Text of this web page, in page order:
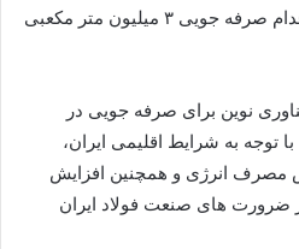
مستقیم خود خواهد شد. این اقدام صرفه جویی ۳ میلیون متر مکعبی
نوین برای صرفه جویی در
به شرایط اقلیمی ایران،‌
مصرف انرژی و همچنین افزایش
ضرورت های صنعت فولاد ایران